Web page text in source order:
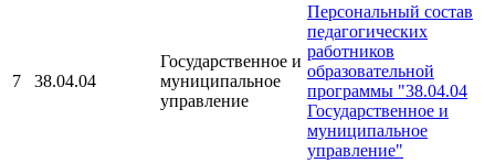
7 38.04.04
Государственное и
муниципальное
управление
Персональный состав
педагогических
работников
образовательной
программы "38.04.04
Государственное и
муниципальное
управление"